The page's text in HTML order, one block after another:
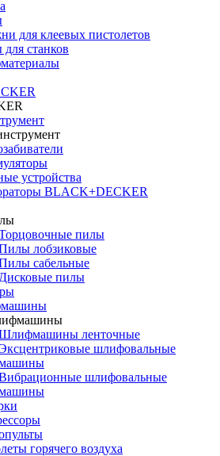
для клеевых пистолетов
станков
устройства
BLACK+DECKER
пилы
лобзиковые
сабельные
Дисковые пилы
ленточные
шлифовальные
шлифовальные
горячего воздуха